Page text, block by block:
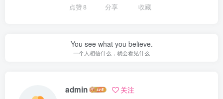
点赞8 分享 收藏
You see what you believe.
一个人相信什么，就会看见什么
admin 关注